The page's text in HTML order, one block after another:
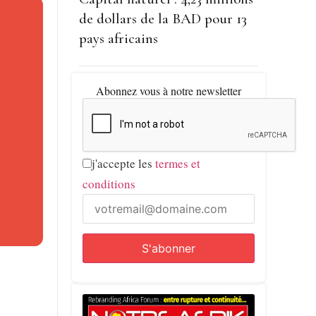
sur
et
À
de dollars de la BAD pour 13
pays africains
Abonnez vous à notre newsletter
j'accepte les termes et
conditions